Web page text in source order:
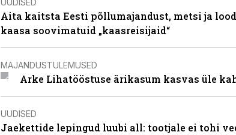
Aita kaitsta Eesti põllumajandust, metsi ja
kaasa soovimatuid „kaasreisijaid“
MAJANDUSTULEMUSED
Arke Lihatööstuse ärikasum kasvas üle
UUDISED
Jaekettide lepingud luubi all: tootjale ei tohi